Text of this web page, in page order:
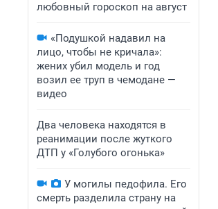
любовный гороскоп на август
«Подушкой надавил на
лицо, чтобы не кричала»:
жених убил модель и год
возил ее труп в чемодане —
видео
Два человека находятся в
реанимации после жуткого
ДТП у «Голубого огонька»
У могилы педофила. Его
смерть разделила страну на